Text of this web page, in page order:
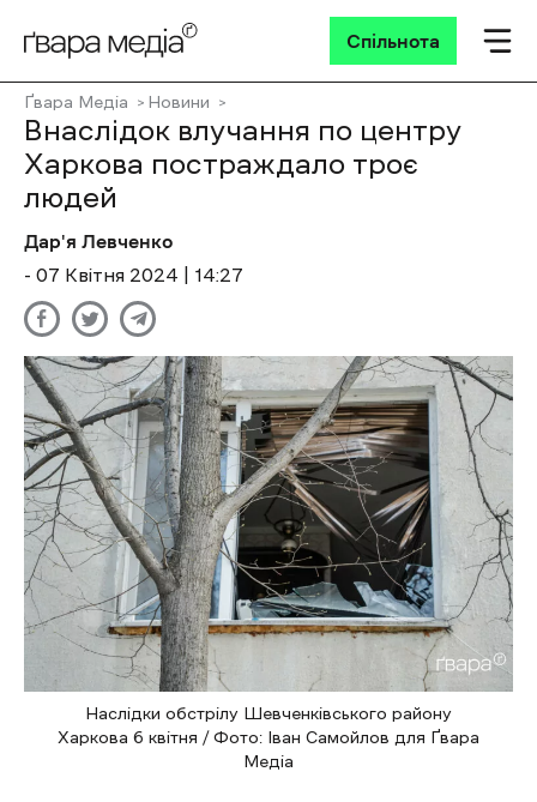
Спільнота
Ґвара Медіа Новини
Внаслідок влучання по центру
Харкова постраждало троє
людей
Дар'я Левченко
- 07 Квітня 2024 | 14:27
Наслідки обстрілу Шевченківського району
Харкова 6 квітня / Фото: Іван Самойлов для Ґвара
Медіа